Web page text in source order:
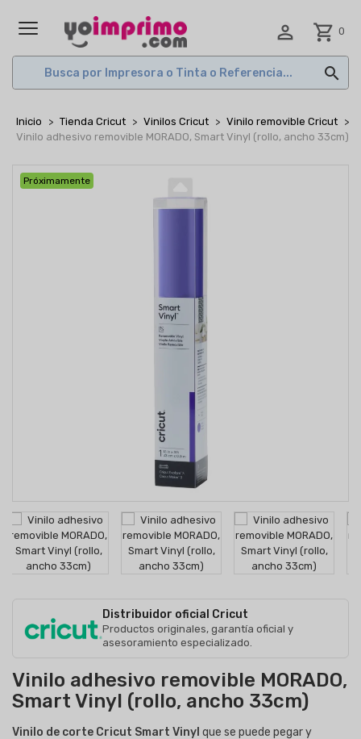
 shopping_cart 0

Inicio Tienda Cricut Vinilos Cricut
Vinilo removible Cricut
Vinilo adhesivo removible MORADO, Smart Vinyl (rollo, ancho 33cm)
Próximamente
Distribuidor oficial Cricut
Productos originales, garantía oficial y
asesoramiento especializado.
Vinilo adhesivo removible MORADO,
Smart Vinyl (rollo, ancho 33cm)
Vinilo de corte Cricut Smart Vinyl que se puede pegar y